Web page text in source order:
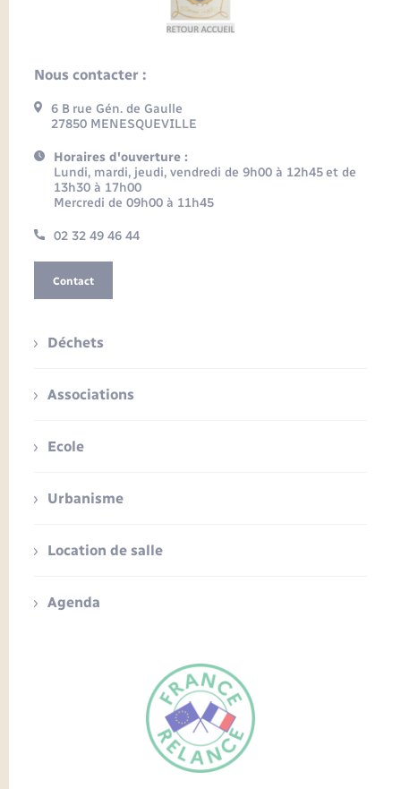
FR
Nous contacter :
6 B rue Gén. de Gaulle
27850 MENESQUEVILLE
Horaires d'ouverture :
Lundi, mardi, jeudi, vendredi de 9h00 à 12h45 et de
13h30 à 17h00
Mercredi de 09h00 à 11h45
02 32 49 46 44
Contact
Déchets
Associations
Ecole
Urbanisme
Location de salle
Agenda